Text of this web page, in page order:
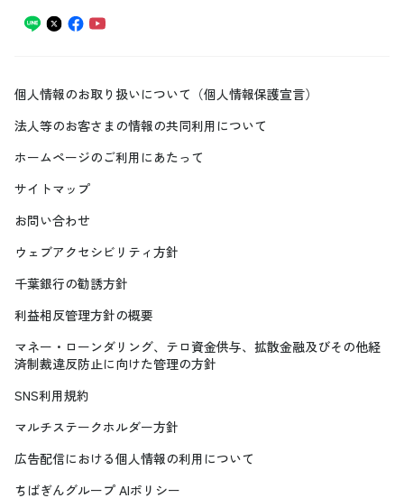
個人情報のお取り扱いについて（個人情報保護宣言）
法人等のお客さまの情報の共同利用について
ホームページのご利用にあたって
サイトマップ
お問い合わせ
ウェブアクセシビリティ方針
千葉銀行の勧誘方針
利益相反管理方針の概要
マネー・ローンダリング、テロ資金供与、拡散金融及びその他経
済制裁違反防止に向けた管理の方針
SNS利用規約
マルチステークホルダー方針
広告配信における個人情報の利用について
ちばぎんグループ AIポリシー